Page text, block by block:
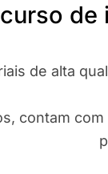
de
de alta
contam